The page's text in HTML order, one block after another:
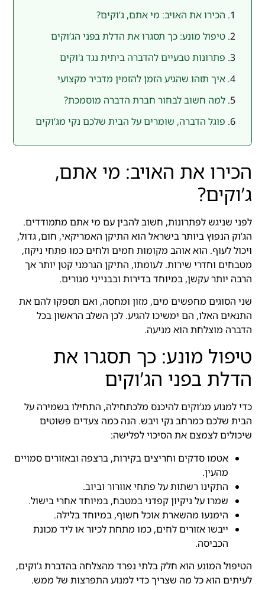
הכירו את האויב: מי אתם, ג’וקים?
טיפול מונע: כך תסגרו את הדלת בפני הג’וקים
פתרונות טבעיים להדברה ביתית נגד ג'וקים
איך תזהו שהגיע הזמן להזמין מדביר מקצועי
למה חשוב לבחור חברת הדברה מוסמכת?
פוגל הדברה, שומרים על הבית שלכם נקי מג’וקים
הכירו את האויב: מי אתם,
ג’וקים?
לפני שניגש לפתרונות, חשוב להבין עם מי אתם מתמודדים.
הג’וק הנפוץ ביותר בישראל הוא התיקן האמריקאי, חום, גדול,
ויכול לעוף. הוא אוהב מקומות חמים ולחים כמו פתחי ניקוז,
מטבחים וחדרי שירות. לעומתו, התיקן הגרמני קטן יותר אך
הרבה יותר עקשן, במיוחד בדירות ובבנייני מגורים.
שני הסוגים מחפשים מים, מזון ומחסה, ואם תספקו להם את
התנאים האלו, הם ימשיכו להגיע. לכן השלב הראשון בכל
הדברה מוצלחת הוא מניעה.
טיפול מונע: כך תסגרו את
הדלת בפני הג’וקים
כדי למנוע מג’וקים להיכנס מלכתחילה, התחילו בשמירה על
הבית שלכם כמרחב נקי ויבש. הנה כמה צעדים פשוטים
שיכולים לצמצם את הסיכוי לפלישה:
אטמו סדקים וחריצים בקירות, ברצפה ובאזורים סמויים
מהעין.
התקינו רשתות על פתחי אוורור וביוב.
שמרו על ניקיון קפדני במטבח, במיוחד אחרי בישול.
הימנעו מהשארת אוכל חשוף, במיוחד בלילה.
ייבשו אזורים לחים, כמו מתחת לכיור או ליד מכונת
הכביסה.
הטיפול המונע הוא חלק בלתי נפרד מהצלחה בהדברת ג’וקים,
לעיתים הוא כל מה שצריך כדי למנוע התפרצות של ממש.